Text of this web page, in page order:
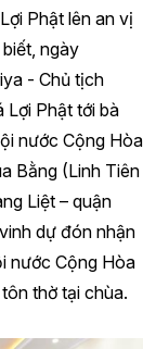
Phật lên an vị
ngày
- Chủ tịch
Lợi Phật tới bà
nước Cộng Hòa
Bằng (Linh Tiên
Liệt – quận
dự đón nhận
nước Cộng Hòa
thờ tại chùa.